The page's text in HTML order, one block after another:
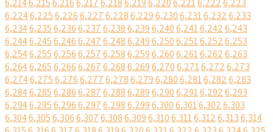
6,2146,2156,2166,2176,2186,2196,2206,2216,2226,223
6,2246,2256,2266,2276,2286,2296,2306,2316,2326,233
6,2346,2356,2366,2376,2386,2396,2406,2416,2426,243
6,2446,2456,2466,2476,2486,2496,2506,2516,2526,253
6,2546,2556,2566,2576,2586,2596,2606,2616,2626,263
6,2646,2656,2666,2676,2686,2696,2706,2716,2726,273
6,2746,2756,2766,2776,2786,2796,2806,2816,2826,283
6,2846,2856,2866,2876,2886,2896,2906,2916,2926,293
6,2946,2956,2966,2976,2986,2996,3006,3016,3026,303
6,3046,3056,3066,3076,3086,3096,3106,3116,3126,3136,314